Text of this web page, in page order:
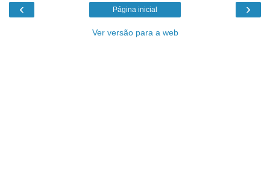
‹ ›
Página inicial
Ver versão para a web